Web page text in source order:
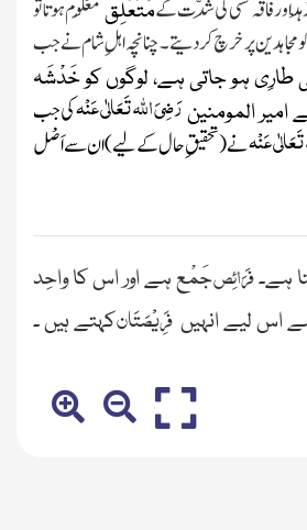
اور فاقہ کشی کی شِدّت کےمُتَعَلِّقمَعْلُوم ہوتا تو
مگر وہ ان دیناروں کو مجاہدین پر خرچ کر دیتے۔ چنانچہ اہلِ شام نے جب
طارِی ہو جاتی ہے، لوگوں کو خَدْشَہ
المومنینرَضِیَاللہتَعَالٰی عَنْہکی جب
تَعَالٰی عَنْہنے(تحقیقِ حال کے لیے)ان سے اَصْل
ہے۔فَرَائِصجَمْع ہے اور اس کا واحِد
اس لیے انہیں فَرِیْصَتَانکہتے ہیں ۔